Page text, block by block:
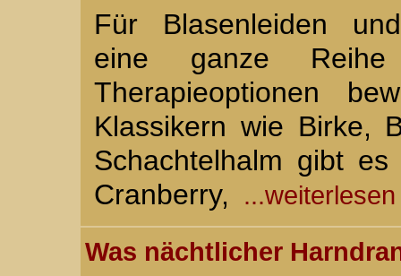
Für Blasenleiden
eine ganze
Therapieoptionen
Klassikern wie Birke,
Schachtelhalm gibt
Cranberry,
...weiterlesen
Was nächtlicher